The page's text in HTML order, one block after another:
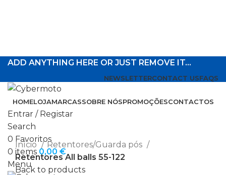
ADD ANYTHING HERE OR JUST REMOVE IT…
NEWSLETTERCONTACT USFAQS
HOMELOJAMARCASSOBRE NÓSPROMOÇÕESCONTACTOS
Entrar / Registar
Search
0 Favoritos
0 items 0,00 €
Menu
Click to enlarge
Início
Retentores/Guarda pós
Retentores All balls 55-122
Back to products